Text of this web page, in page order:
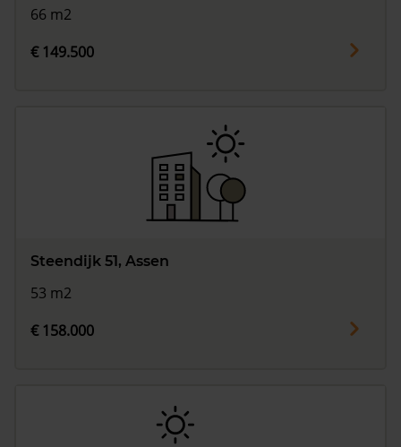
66 m2
€ 149.500
Steendijk 51, Assen
53 m2
€ 158.000